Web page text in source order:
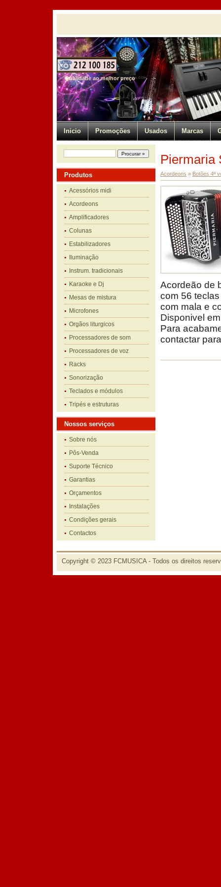
Qualidade ao melhor preço
Inicio Promoções Usados Marcas
Produtos
Acessórios midi
Acordeons
Amplificadores
Colunas
Estabilizadores
Iluminação
Instrum. tradicionais
Karaoke e Dj
Mesas de mistura
Microfones
Orgãos liturgicos
Processadores de som
Processadores de voz
Racks
Sonorização
Teclados e módulos
Tripés e estruturas
Nossos serviços
Sobre nós
Pôs-Venda
Suporte Técnico
Garantias
Orçamentos
Instalações
Condições gerais
Contactos
Piermaria
Acordeons » Botões 4ª
Acordeão de
com 56
com mala e
Disponivel
Para
contactar
Copyright © 2023 FCMUSICA - Todos os direitos